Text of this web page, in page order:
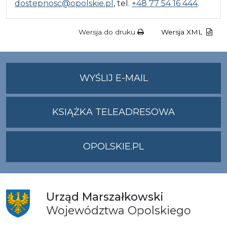
dostepnosc@opolskie.pl , tel. +48 77 54 16 444.
Wersja do druku Wersja XML
WYŚLIJ E-MAILNA
ADRES
KSIĄŻKA TELEADRESOWA
OPOLSKIE.PL
Urząd Marszałkowski
Województwa Opolskiego